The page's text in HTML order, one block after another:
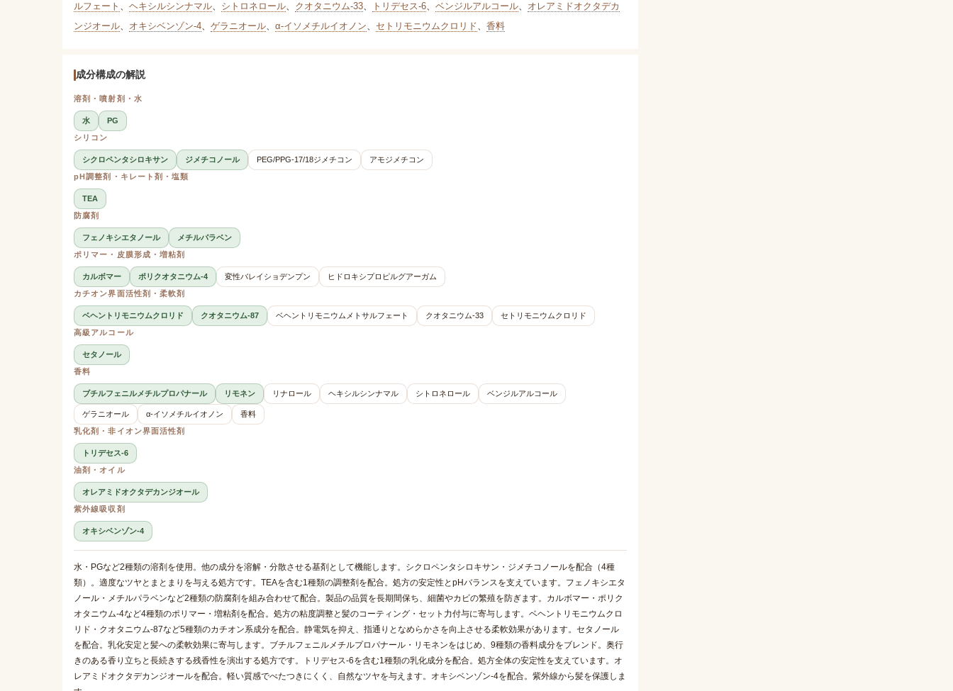
ルフェート 、 ヘキシルシンナマル、 シトロネロール、 クオタニウム-33、 トリデセス-6、 ベンジルアルコール、 オレアミドオクタデカ
ンジオール、 オキシベンゾン-4、 ゲラニオール、 α-イソメチルイオノン、 セトリモニウムクロリド、 香料
成分構成の解説
溶剤・噴射剤・水
水
PG
シリコン
シクロペンタシロキサン ジメチコノール PEG/PPG-17/18ジメチコン
アモジメチコン
pH調整剤・キレート剤・塩類
TEA
防腐剤
フェノキシエタノール
メチルパラベン
ポリマー・皮膜形成・増粘剤
カルボマー ポリクオタニウム-4 変性バレイショデンプン
ヒドロキシプロピルグアーガム
カチオン界面活性剤・柔軟剤
ベヘントリモニウムクロリド クオタニウム-87 ベヘントリモニウムメトサルフェート クオタニウム-33
セトリモニウムクロリド
高級アルコール
セタノール
香料
ブチルフェニルメチルプロパナール リモネン リナロール ヘキシルシンナマル シトロネロール ベンジルアルコール
ゲラニオール α-イソメチルイオノン
香料
乳化剤・非イオン界面活性剤
トリデセス-6
油剤・オイル
オレアミドオクタデカンジオール
紫外線吸収剤
オキシベンゾン-4
水・PGなど2種類の溶剤を使用。他の成分を溶解・分散させる基剤として機能します。シクロペンタシロキサン・ジメチコノールを配合（4種
類）。適度なツヤとまとまりを与える処方です。TEAを含む1種類の調整剤を配合。処方の安定性とpHバランスを支えています。フェノキシエタ
ノール・メチルパラベンなど2種類の防腐剤を組み合わせて配合。製品の品質を長期間保ち、細菌やカビの繁殖を防ぎます。カルボマー・ポリク
オタニウム-4など4種類のポリマー・増粘剤を配合。処方の粘度調整と髪のコーティング・セット力付与に寄与します。ベヘントリモニウムクロ
リド・クオタニウム-87など5種類のカチオン系成分を配合。静電気を抑え、指通りとなめらかさを向上させる柔軟効果があります。セタノール
を配合。乳化安定と髪への柔軟効果に寄与します。ブチルフェニルメチルプロパナール・リモネンをはじめ、9種類の香料成分をブレンド。奥行
きのある香り立ちと長続きする残香性を演出する処方です。トリデセス-6を含む1種類の乳化成分を配合。処方全体の安定性を支えています。オ
レアミドオクタデカンジオールを配合。軽い質感でべたつきにくく、自然なツヤを与えます。オキシベンゾン-4を配合。紫外線から髪を保護しま